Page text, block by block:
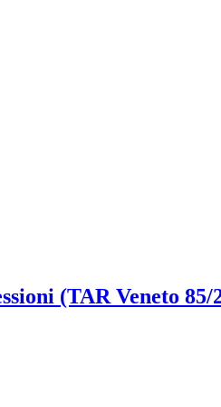
(TAR Veneto 85/